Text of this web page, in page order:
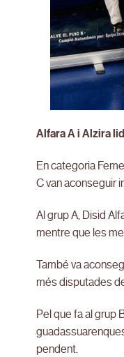
Alfara A i Alzira
En categoria
C van aconseguir
Al grup A, Disid
mentre que les
També va
més disputades
Pel que fa al grup
pendent.